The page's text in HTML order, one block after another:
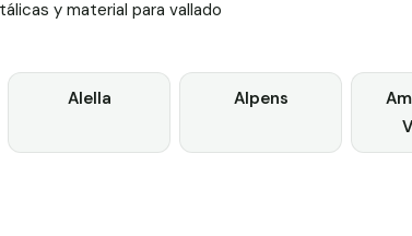
y material para vallado
Alella Alpens